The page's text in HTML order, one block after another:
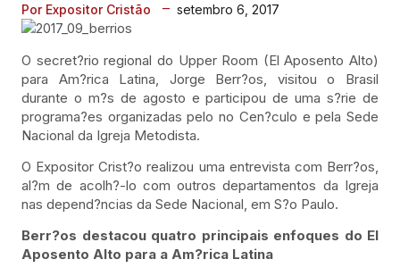
Por Expositor Cristão setembro 6, 2017
O secret?rio regional do Upper Room (El Aposento Alto)
para Am?rica Latina, Jorge Berr?os, visitou o Brasil
durante o m?s de agosto e participou de uma s?rie de
programa?es organizadas pelo no Cen?culo e pela Sede
Nacional da Igreja Metodista.
O Expositor Crist?o realizou uma entrevista com Berr?os,
al?m de acolh?-lo com outros departamentos da Igreja
nas depend?ncias da Sede Nacional, em S?o Paulo.
Berr?os destacou quatro principais enfoques do El
Aposento Alto para a Am?rica Latina